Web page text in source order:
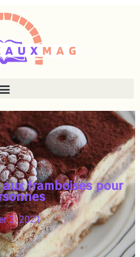
framboises pour
3, 2021